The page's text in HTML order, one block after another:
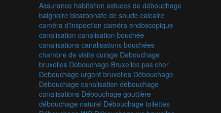
Assurance habitation astuces de débouchage
baignoire bicarbonate de soude calcaire
caméra d'inspection caméra endoscopique
canalisation canalisation bouchée
canalisations canalisations bouchées
chambre de visite curage Debouchage
bruxelles Debouchage Bruxelles pas cher
Debouchage urgent bruxelles Débouchage
Débouchage canalisation débouchage
canalisations Débouchage gouttière
débouchage naturel Débouchage toilettes